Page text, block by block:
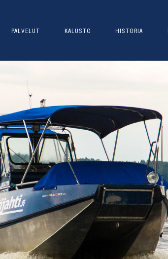
PALVELUT KALUSTO HISTORIA